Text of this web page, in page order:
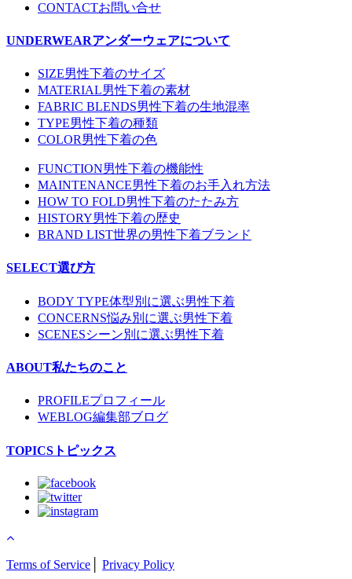
CONTACTお問い合せ
UNDERWEARアンダーウェアについて
SIZE男性下着のサイズ
MATERIAL男性下着の素材
FABRIC BLENDS男性下着の生地混率
TYPE男性下着の種類
COLOR男性下着の色
FUNCTION男性下着の機能性
MAINTENANCE男性下着のお手入れ方法
HOW TO FOLD男性下着のたたみ方
HISTORY男性下着の歴史
BRAND LIST世界の男性下着ブランド
SELECT選び方
BODY TYPE体型別に選ぶ男性下着
CONCERNS悩み別に選ぶ男性下着
SCENESシーン別に選ぶ男性下着
ABOUT私たちのこと
PROFILEプロフィール
WEBLOG編集部ブログ
TOPICS トピックス
Terms of Service Privacy Policy